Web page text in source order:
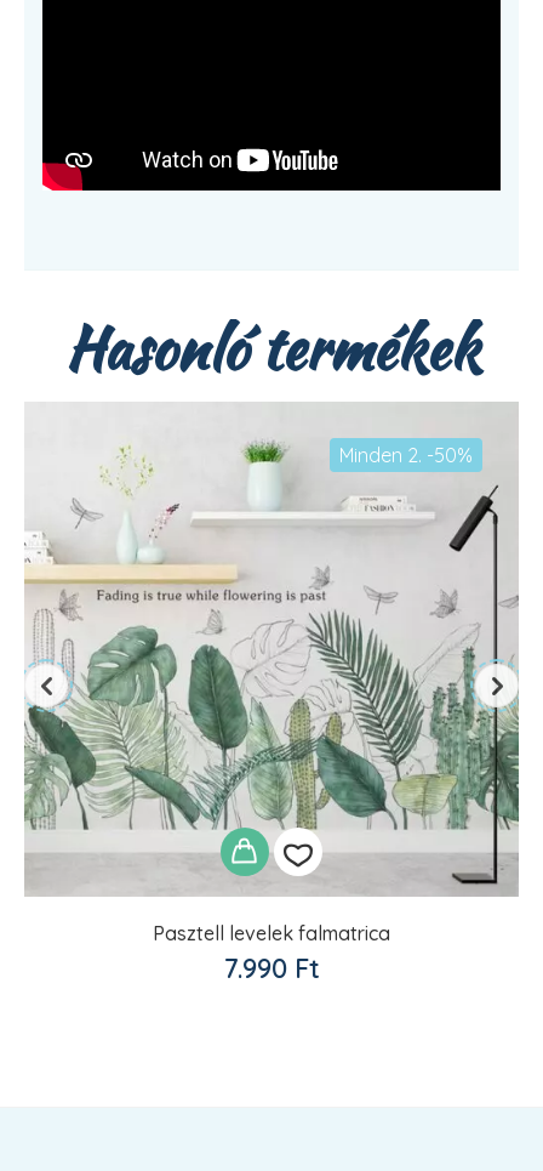
Hasonló termékek
Pasztell levelek falmatrica
7.990 Ft
Minden 2. -50%
Kedvencekhez